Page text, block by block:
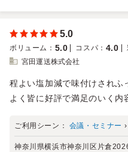
5.0
ボリューム ： 5.0 コスパ ： 4.0
宮田運送株式会社
程よい塩加減で味付けされふ
よく皆に好評で満足のいく内
ご利用シーン： 会議・セミナー ›
神奈川県横浜市神奈川区片倉